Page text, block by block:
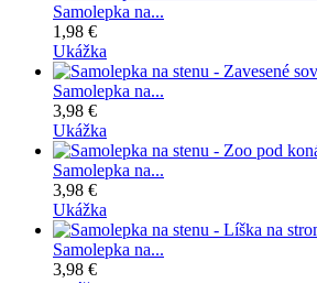
Samolepka na...
1,98 €
Ukážka
Samolepka na...
3,98 €
Ukážka
Samolepka na...
3,98 €
Ukážka
Samolepka na...
3,98 €